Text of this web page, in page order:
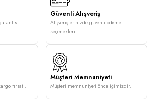
Güvenli Alışveriş
Alışverişlerinizde güvenli ödeme
seçenekleri.
fırsatı.
Müşteri Memnuniyeti
Müşteri memnuniyeti önceliğimizdir.